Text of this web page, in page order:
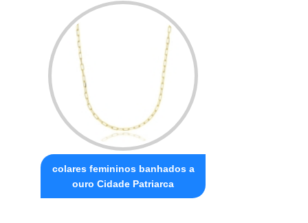
colares femininos banhados a
ouro Cidade Patriarca